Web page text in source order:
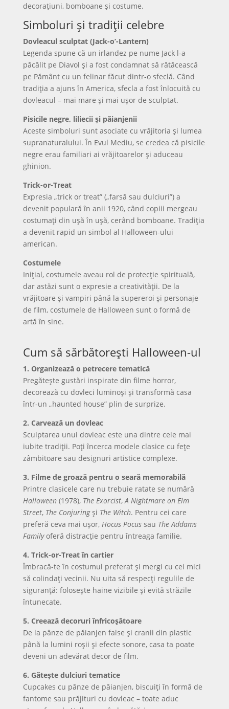
decorațiuni, bomboane și costume.
Simboluri și tradiții celebre
Dovleacul sculptat (Jack-o’-Lantern)
Legenda spune că un irlandez pe nume Jack l-a
păcălit pe Diavol și a fost condamnat să rătăcească
pe Pământ cu un felinar făcut dintr-o sfeclă. Când
tradiția a ajuns în America, sfecla a fost înlocuită cu
dovleacul – mai mare și mai ușor de sculptat.
Pisicile negre, liliecii și păianjenii
Aceste simboluri sunt asociate cu vrăjitoria și lumea
supranaturalului. În Evul Mediu, se credea că pisicile
negre erau familiari ai vrăjitoarelor și aduceau
ghinion.
Trick-or-Treat
Expresia „trick or treat” („farsă sau dulciuri”) a
devenit populară în anii 1920, când copiii mergeau
costumați din ușă în ușă, cerând bomboane. Tradiția
a devenit rapid un simbol al Halloween-ului
american.
Costumele
Inițial, costumele aveau rol de protecție spirituală,
dar astăzi sunt o expresie a creativității. De la
vrăjitoare și vampiri până la supereroi și personaje
de film, costumele de Halloween sunt o formă de
artă în sine.
Cum să sărbătorești Halloween-ul
1. Organizează o petrecere tematică
Pregătește gustări inspirate din filme horror,
decorează cu dovleci luminoși și transformă casa
într-un „haunted house” plin de surprize.
2. Carvează un dovleac
Sculptarea unui dovleac este una dintre cele mai
iubite tradiții. Poți încerca modele clasice cu fețe
zâmbitoare sau designuri artistice complexe.
3. Filme de groază pentru o seară memorabilă
Printre clasicele care nu trebuie ratate se numără
Halloween(1978), The Exorcist,A Nightmare on Elm
Street, The Conjuringși The Witch. Pentru cei care
preferă ceva mai ușor, Hocus Pocussau The Addams
Familyoferă distracție pentru întreaga familie.
4. Trick-or-Treat în cartier
Îmbracă-te în costumul preferat și mergi cu cei mici
să colindați vecinii. Nu uita să respecți regulile de
siguranță: folosește haine vizibile și evită străzile
întunecate.
5. Creează decoruri înfricoșătoare
De la pânze de păianjen false și cranii din plastic
până la lumini roșii și efecte sonore, casa ta poate
deveni un adevărat decor de film.
6. Gătește dulciuri tematice
Cupcakes cu pânze de păianjen, biscuiți în formă de
fantome sau prăjituri cu dovleac – toate aduc